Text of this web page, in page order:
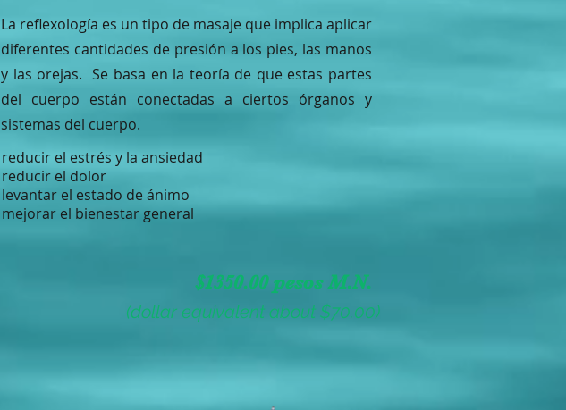
La reflexología es un tipo de masaje que implica aplicar
diferentes cantidades de presión a los pies, las manos
y las orejas. Se basa en la teoría de que estas partes
del cuerpo están conectadas a ciertos órganos y
sistemas del cuerpo.
reducir el estrés y la ansiedad
reducir el dolor
levantar el estado de ánimo
mejorar el bienestar general
$1350.00 pesos M.N.
(dollar equivalent about $70.00)